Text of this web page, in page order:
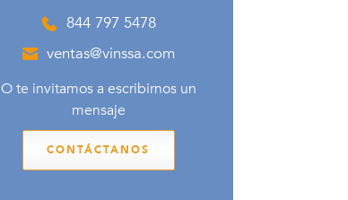
844 797 5478
ventas@vinssa.com
O te invitamos a escribirnos un
mensaje
CONTÁCTANOS